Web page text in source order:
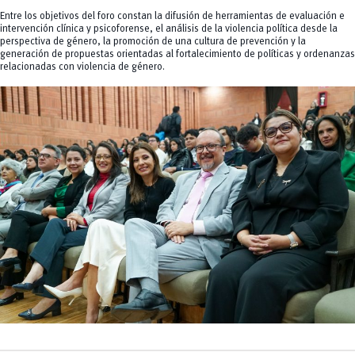
Entre los objetivos del foro constan la difusión de herramientas de evaluación e
intervención clínica y psicoforense, el análisis de la violencia política desde la
perspectiva de género, la promoción de una cultura de prevención y la
generación de propuestas orientadas al fortalecimiento de políticas y ordenanzas
relacionadas con violencia de género.